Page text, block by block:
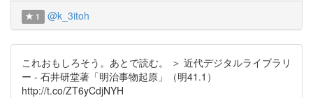
1 @k_3itoh
これおもしろそう。あとで読む。 ＞ 近代デジタルライブラリ
ー - 石井研堂著「明治事物起原」（明41.1）
http://t.co/ZT6yCdjNYH